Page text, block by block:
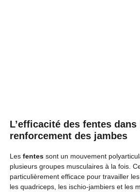
L’efficacité des fentes dans
renforcement des jambes
Les fentes sont un mouvement
plusieurs groupes musculaires à la fois.
particulièrement efficace pour travailler
les quadriceps, les ischio-jambiers et les